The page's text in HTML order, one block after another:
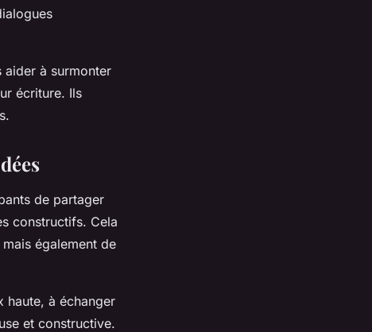
à surmonter
écriture. Ils
de partager
constructifs. Cela
également de
haute, à échanger
et constructive.